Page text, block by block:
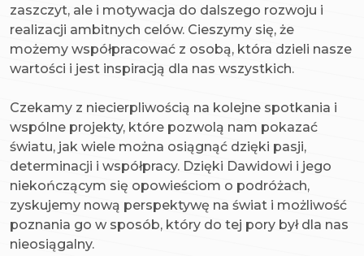
zaszczyt, ale i motywacja do dalszego rozwoju i
realizacji ambitnych celów. Cieszymy się, że
możemy współpracować z osobą, która dzieli nasze
wartości i jest inspiracją dla nas wszystkich.
Czekamy z niecierpliwością na kolejne spotkania i
wspólne projekty, które pozwolą nam pokazać
światu, jak wiele można osiągnąć dzięki pasji,
determinacji i współpracy. Dzięki Dawidowi i jego
niekończącym się opowieściom o podróżach,
zyskujemy nową perspektywę na świat i możliwość
poznania go w sposób, który do tej pory był dla nas
nieosiągalny.